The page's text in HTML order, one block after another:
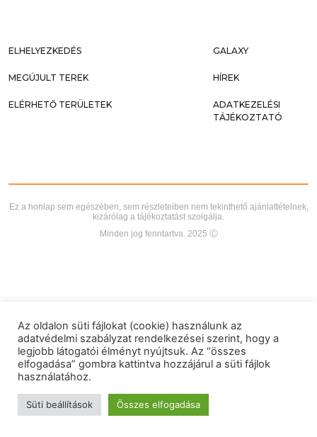
ELHELYEZKEDÉS
MEGÚJULT TEREK
ELÉRHETŐ TERÜLETEK
GALAXY
HÍREK
ADATKEZELÉSI
TÁJÉKOZTATÓ
Ez a honlap sem egészében, sem részleteiben nem tekinthető ajánlattételnek,
kizárólag a tájékoztatást szolgálja.
Minden jog fenntartva. 2025 Ⓒ
Az oldalon süti fájlokat (cookie) használunk az
adatvédelmi szabályzat rendelkezései szerint, hogy a
legjobb látogatói élményt nyújtsuk. Az “összes
elfogadása” gombra kattintva hozzájárul a süti fájlok
használatához.
Süti beállítások Összes elfogadása